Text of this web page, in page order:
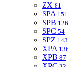
ZX 81
SPA 151
SPB 126
SPC 54
SPZ 143
XPA 136
XPB 87